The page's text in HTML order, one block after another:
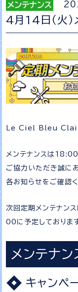
4月14日（火
Le Ciel Bleu Clair
メンテナンスは18:00
ご協力いただき誠に
各お知らせをご確認く
次回定期メンテナン
00に予定しております
メンテナ
キャンペ